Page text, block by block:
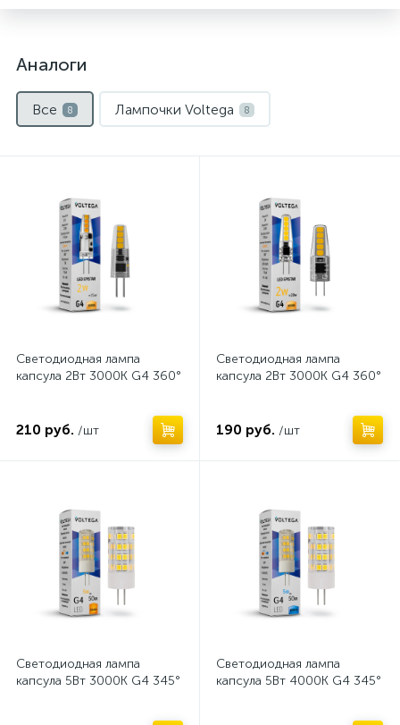
Аналоги
Все 8 Лампочки Voltega 8
Светодиодная лампа
капсула 2Вт 3000K G4 360°
210 руб. /шт
Светодиодная лампа
капсула 2Вт 3000K G4 360°
190 руб. /шт
Светодиодная лампа
капсула 5Вт 3000K G4 345°
Светодиодная лампа
капсула 5Вт 4000K G4 345°